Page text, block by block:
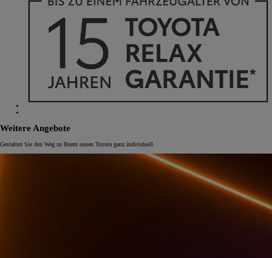
Weitere Angebote
Gestalten Sie den Weg zu Ihrem neuen Toyota ganz individuell.